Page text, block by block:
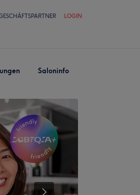
LOGIN
Saloninfo